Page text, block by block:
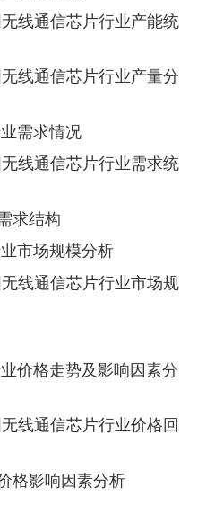
线通信芯片行业产能统
线通信芯片行业产量分
需求情况
线通信芯片行业需求统
求结构
市场规模分析
线通信芯片行业市场规
价格走势及影响因素分
线通信芯片行业价格回
格影响因素分析